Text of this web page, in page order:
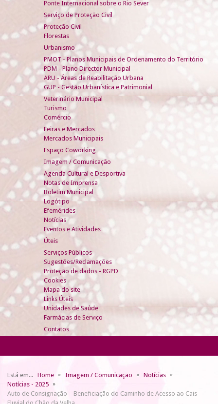
Ponte Internacional sobre o Rio Sever
Serviço de Proteção Civil
Proteção Civil
Florestas
Urbanismo
PMOT - Planos Municipais de Ordenamento do Território
PDM - Plano Director Municipal
ARU - Áreas de Reabilitação Urbana
GUP - Gestão Urbanística e Patrimonial
Veterinário Municipal
Turismo
Comércio
Feiras e Mercados
Mercados Municipais
Espaço Coworking
Imagem / Comunicação
Agenda Cultural e Desportiva
Notas de Imprensa
Boletim Municipal
Logótipo
Efemérides
Notícias
Eventos e Atividades
Úteis
Serviços Públicos
Sugestões/Reclamações
Proteção de dados - RGPD
Cookies
Mapa do site
Links Úteis
Unidades de Saúde
Farmácias de Serviço
Contatos
Está em... Home Imagem / Comunicação
Notícias
Notícias - 2025
Auto de Consignação – Beneficiação do Caminho de Acesso ao Cais